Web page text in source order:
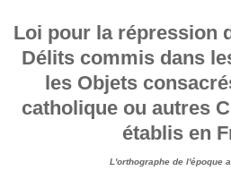
Loi pour la répression
Délits commis dans
les Objets
catholique ou autres
établis en
L'orthographe de l'époque